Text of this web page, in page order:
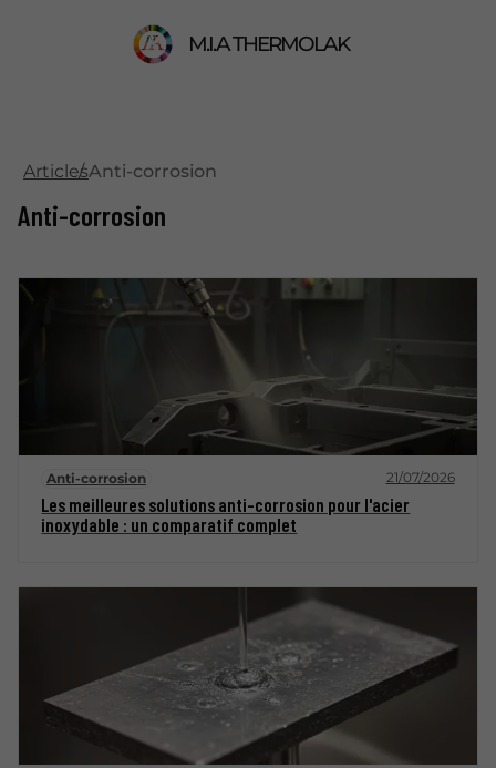
M.I.A THERMOLAK
ArticlesAnti-corrosion
Anti-corrosion
Anti-corrosion 21/07/2026
Les meilleures solutions anti-corrosion pour l'acier
inoxydable : un comparatif complet